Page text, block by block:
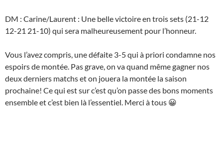
DM : Carine/Laurent : Une belle victoire en trois sets (21-12
12-21 21-10) qui sera malheureusement pour l’honneur.
Vous l’avez compris, une défaite 3-5 qui à priori condamne nos
espoirs de montée. Pas grave, on va quand même gagner nos
deux derniers matchs et on jouera la montée la saison
prochaine! Ce qui est sur c’est qu’on passe des bons moments
ensemble et c’est bien là l’essentiel. Merci à tous 😀